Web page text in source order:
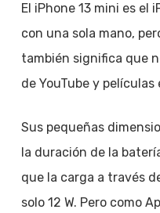
El iPhone 13 mini es el
con una sola mano,
también significa que
de YouTube y películas
Sus pequeñas
la duración de la
que la carga a través
solo 12 W. Pero como